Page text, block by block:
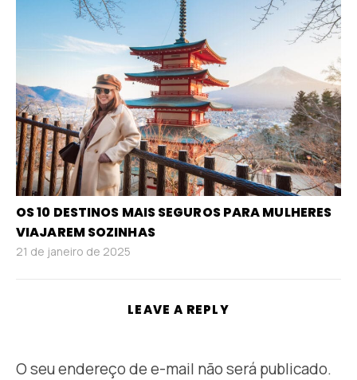
OS 10 DESTINOS MAIS SEGUROS PARA MULHERES
VIAJAREM SOZINHAS
21 de janeiro de 2025
LEAVE A REPLY
O seu endereço de e-mail não será publicado.